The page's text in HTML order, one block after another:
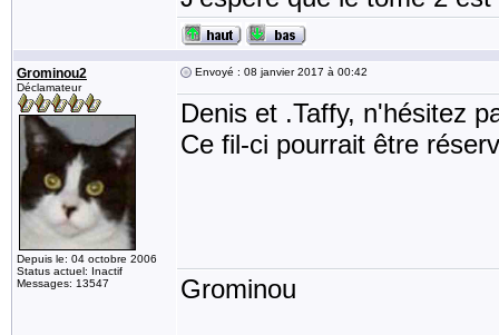
Grominou2
Déclamateur
Depuis le: 04 octobre 2006
Status actuel: Inactif
Messages: 13547
Envoyé : 08 janvier 2017 à 00:42
Denis et .Taffy, n'hésitez
Ce fil-ci pourrait être
Grominou